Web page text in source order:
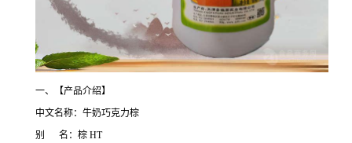
一、【产品介绍】
中文名称：牛奶巧克力棕
别 名：棕 HT